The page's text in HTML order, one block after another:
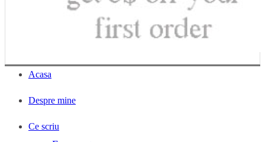
Acasa
Despre mine
Ce scriu